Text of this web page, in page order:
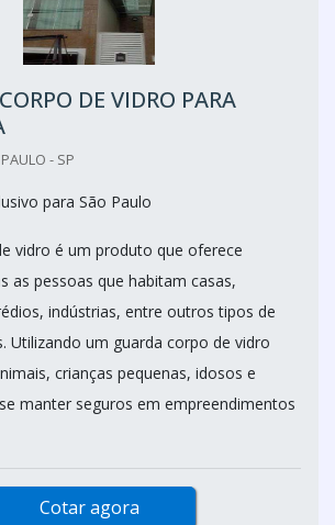
DE VIDRO PARA
- SP
para São Paulo
vidro é um produto que oferece
as pessoas que habitam casas,
indústrias, entre outros tipos de
Utilizando um guarda corpo de vidro
crianças pequenas, idosos e
manter seguros em empreendimentos
Cotar agora